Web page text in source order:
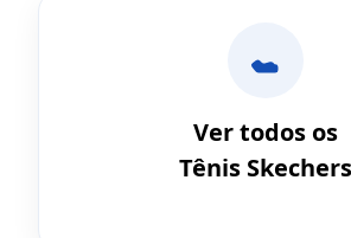
Ver todos os
Tênis Skechers